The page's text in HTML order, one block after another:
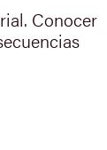
Conocer